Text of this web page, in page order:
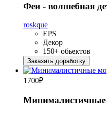
Феи - волшебная
roskque
EPS
Декор
150+ обьектов
Заказать доработку
1700₽
Минималистичные